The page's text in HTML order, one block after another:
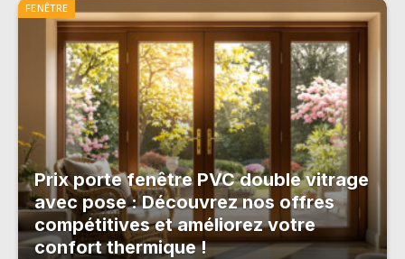
FENÊTRE
Prix porte fenêtre PVC double vitrage
avec pose : Découvrez nos offres
compétitives et améliorez votre
confort thermique !